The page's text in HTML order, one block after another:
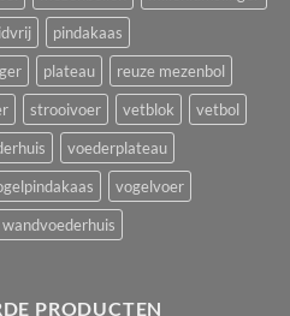
pindakaas
plateau
reuze mezenbol
strooivoer vetblok
vetbol
voederplateau
vogelvoer
wandvoederhuis
PRODUCTEN